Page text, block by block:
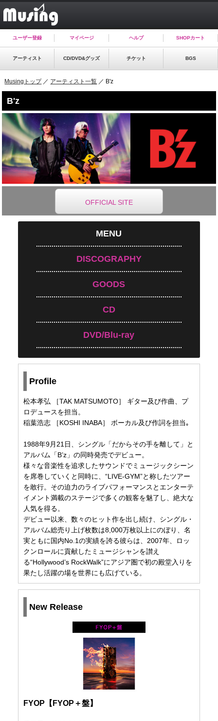
ユーザー登録 マイページ ヘルプ SHOPカート
アーティスト CD/DVD&グッズ チケット BGS
Musingトップ／ アーティスト一覧 ／ B'z
B'z
OFFICIAL SITE
MENU
DISCOGRAPHY
GOODS
CD
DVD/Blu-ray
Profile
松本孝弘 ［TAK MATSUMOTO］ ギター及び作曲、プ
ロデュースを担当。
稲葉浩志 ［KOSHI INABA］ ボーカル及び作詞を担当｡
1988年9月21日、シングル「だからその手を離して」と
アルバム「B’z」の同時発売でデビュー。
様々な音楽性を追求したサウンドでミュージックシーン
を席巻していくと同時に、“LIVE-GYM”と称したツアー
を敢行。その迫力のライブパフォーマンスとエンターテ
イメント満載のステージで多くの観客を魅了し、絶大な
人気を得る。
デビュー以来、数々のヒット作を出し続け、シングル・
アルバム総売り上げ枚数は8,000万枚以上にのぼり、名
実ともに国内No.1の実績を誇る彼らは、2007年、ロッ
クンロールに貢献したミュージシャンを讃え
る“Hollywood’s RockWalk”にアジア圏で初の殿堂入りを
果たし活躍の場を世界にも広げている。
New Release
FYOP【FYOP＋盤】